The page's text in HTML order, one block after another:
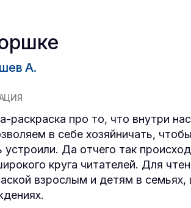
А.
раскраска про то, что внутри
в себе хозяйничать,
устроили. Да отчего так
круга читателей. Для
взрослым и детям в семьях,